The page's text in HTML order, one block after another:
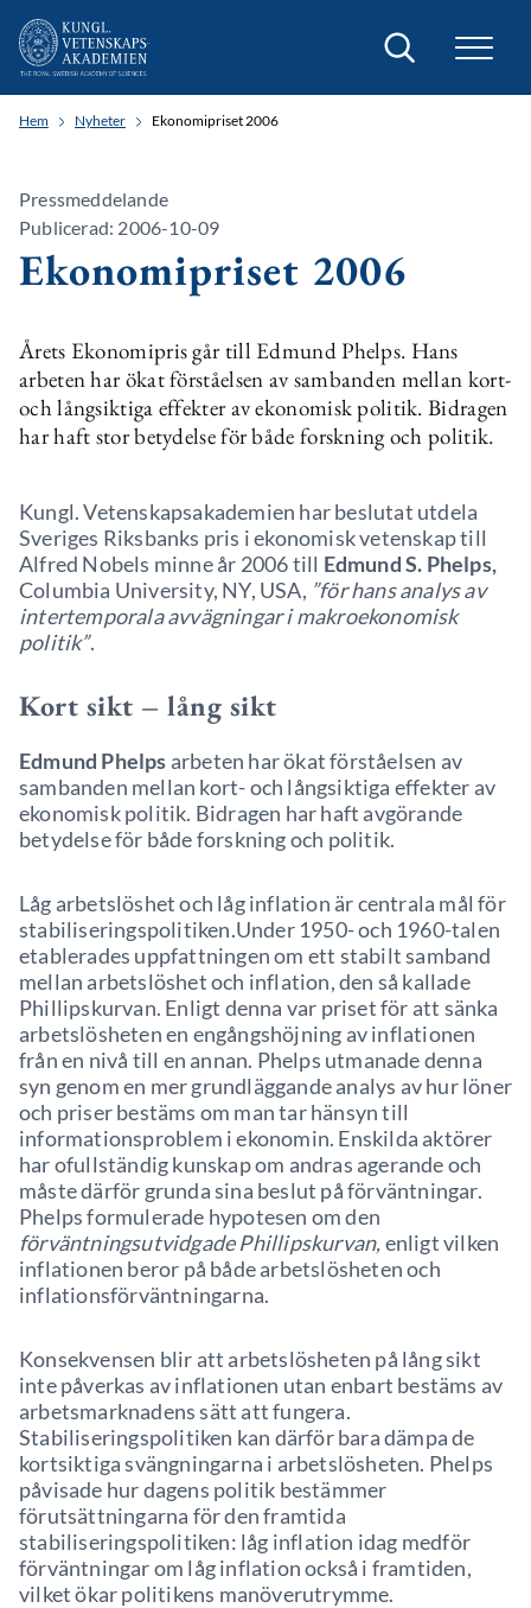
Sök
Hem Nyheter Ekonomipriset 2006
Pressmeddelande
Publicerad: 2006-10-09
Ekonomipriset 2006
Årets Ekonomipris går till Edmund Phelps. Hans
arbeten har ökat förståelsen av sambanden mellan kort-
och långsiktiga effekter av ekonomisk politik. Bidragen
har haft stor betydelse för både forskning och politik.
Kungl. Vetenskapsakademien har beslutat utdela
Sveriges Riksbanks pris i ekonomisk vetenskap till
Alfred Nobels minne år 2006 till Edmund S. Phelps,
Columbia University, NY, USA, ”för hans analys av
intertemporala avvägningar i makroekonomisk
politik”.
Kort sikt – lång sikt
Edmund Phelps arbeten har ökat förståelsen av
sambanden mellan kort- och långsiktiga effekter av
ekonomisk politik. Bidragen har haft avgörande
betydelse för både forskning och politik.
Låg arbetslöshet och låg inflation är centrala mål för
stabiliseringspolitiken.Under 1950- och 1960-talen
etablerades uppfattningen om ett stabilt samband
mellan arbetslöshet och inflation, den så kallade
Phillipskurvan. Enligt denna var priset för att sänka
arbetslösheten en engångshöjning av inflationen
från en nivå till en annan. Phelps utmanade denna
syn genom en mer grundläggande analys av hur löner
och priser bestäms om man tar hänsyn till
informationsproblem i ekonomin. Enskilda aktörer
har ofullständig kunskap om andras agerande och
måste därför grunda sina beslut på förväntningar.
Phelps formulerade hypotesen om den
förväntningsutvidgade Phillipskurvan,enligt vilken
inflationen beror på både arbetslösheten och
inflationsförväntningarna.
Konsekvensen blir att arbetslösheten på lång sikt
inte påverkas av inflationen utan enbart bestäms av
arbetsmarknadens sätt att fungera.
Stabiliseringspolitiken kan därför bara dämpa de
kortsiktiga svängningarna i arbetslösheten. Phelps
påvisade hur dagens politik bestämmer
förutsättningarna för den framtida
stabiliseringspolitiken: låg inflation idag medför
förväntningar om låg inflation också i framtiden,
vilket ökar politikens manöverutrymme.